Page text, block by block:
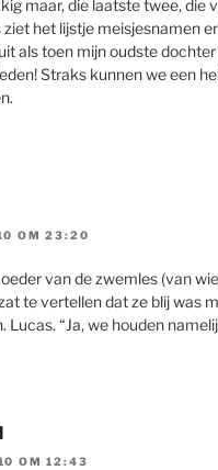
maar, die laatste twee, die
ziet het lijstje meisjesnamen
als toen mijn oudste
Straks kunnen we een
OM 23:20
van de zwemles (van
te vertellen dat ze blij was
Lucas. “Ja, we houden
OM 12:43